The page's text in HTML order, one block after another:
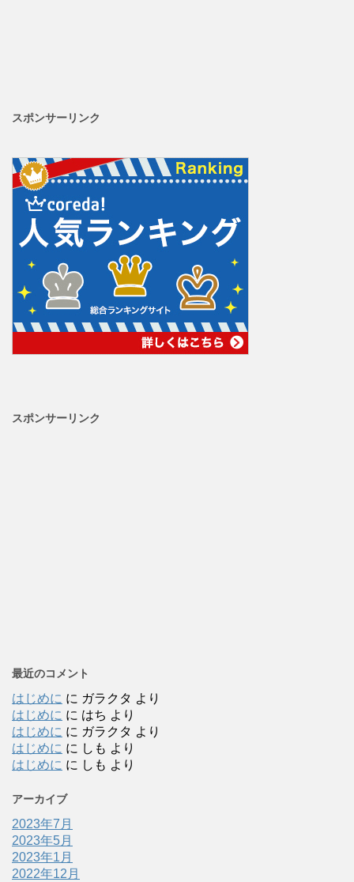
スポンサーリンク
スポンサーリンク
最近のコメント
はじめに に ガラクタ より
はじめに に はち より
はじめに に ガラクタ より
はじめに に しも より
はじめに に しも より
アーカイブ
2023年7月
2023年5月
2023年1月
2022年12月